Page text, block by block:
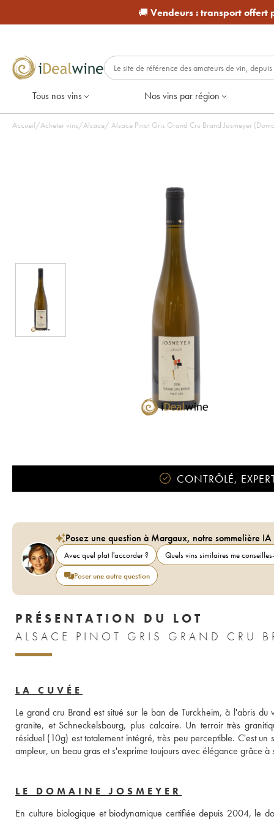
🚚 Vendeurs :transport offert
Tous nos vins Nos vins par région
Accueil/Acheter vins/Alsace/ Alsace Pinot Gris Grand Cru Brand Josmeyer
CONTRÔLÉ,
Posez une question à Margaux, notre sommelière IA
Avec quel plat l'accorder ?
Quels vins similaires me
Poser une autre question
PRÉSENTATION DU LOT
ALSACE PINOT GRIS GRAND CRU
LA CUVÉE
Le grand cru Brand est situé sur le ban de Turckheim, à l'abris
granite, et Schneckelsbourg, plus calcaire. Un terroir très
résiduel (10g) est totalement intégré, très peu perceptible. C'est
ampleur, un beau gras et s'exprime toujours avec élégance grâce
LE DOMAINE JOSMEYER
En culture biologique et biodynamique certifiée depuis 2004, le